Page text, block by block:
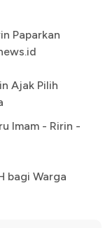
Paparkan
Ajak Pilih
Imam - Ririn -
bagi Warga